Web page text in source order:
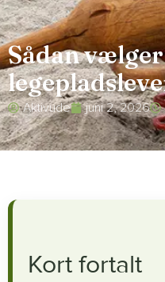
Sådan
Aktivude juni 2, 2026
Kort fortalt